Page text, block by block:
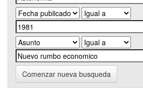
Comenzar nueva busqueda